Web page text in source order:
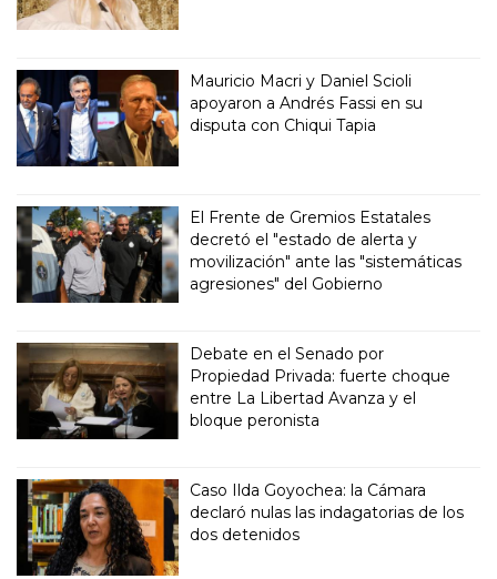
Mauricio Macri y Daniel Scioli
apoyaron a Andrés Fassi en su
disputa con Chiqui Tapia
El Frente de Gremios Estatales
decretó el "estado de alerta y
movilización" ante las "sistemáticas
agresiones" del Gobierno
Debate en el Senado por
Propiedad Privada: fuerte choque
entre La Libertad Avanza y el
bloque peronista
Caso Ilda Goyochea: la Cámara
declaró nulas las indagatorias de los
dos detenidos